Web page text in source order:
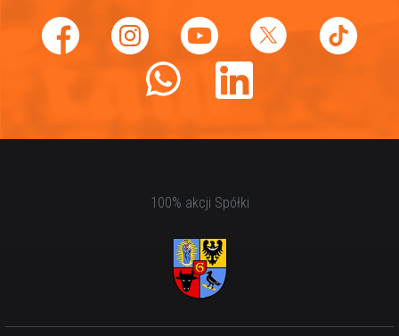
100% akcji Spółki